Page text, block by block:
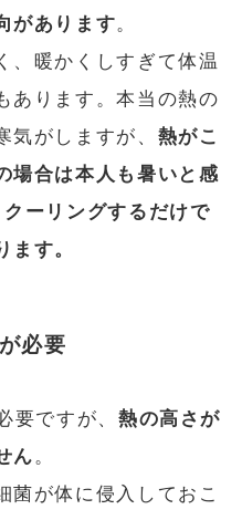
があります。
、暖かくしすぎて体温
あります。本当の熱の
気がしますが、 熱がこ
場合は本人も暑いと感
ーリングするだけで
ます。
必要
ですが、 熱の高さが
ん。
菌が体に侵入しておこ